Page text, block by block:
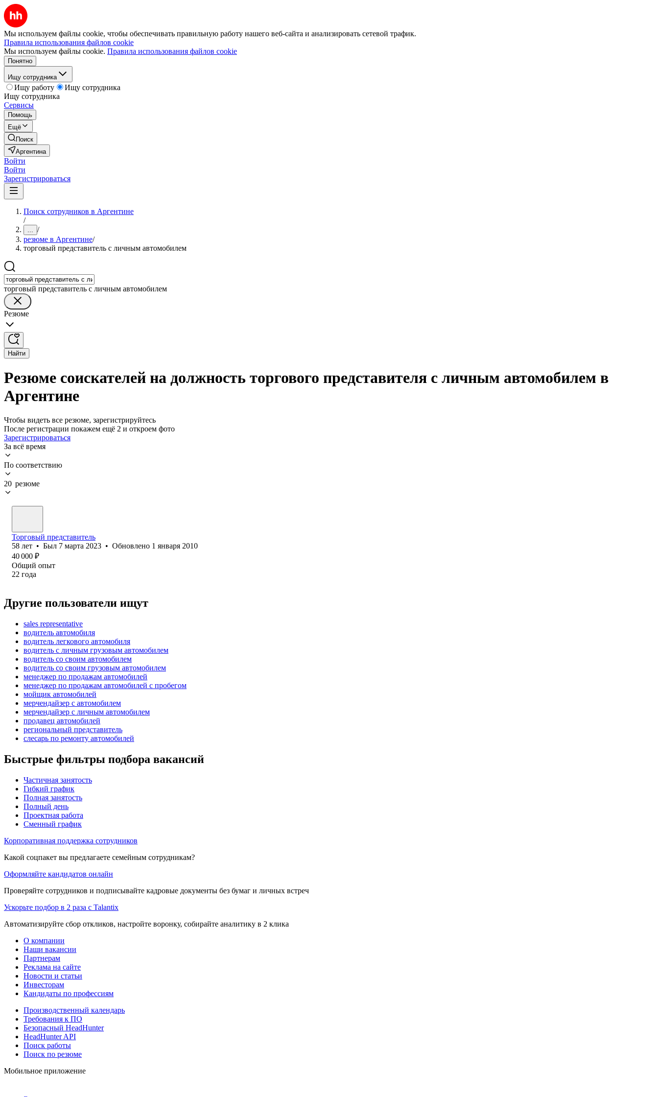
Мы используем файлы cookie, чтобы обеспечивать правильную работу нашего веб-сайта и анализировать сетевой трафик.
Правила использования файлов cookie
Мы используем файлы cookie. Правила использования файлов cookie
Понятно
Ищу сотрудника
Ищу работу
Ищу сотрудника
Ищу сотрудника
Сервисы
Помощь
Ещё
Поиск
Аргентина
Войти
Войти
Зарегистрироваться
Поиск сотрудников в Аргентине
/
... /
резюме в Аргентине/
торговый представитель с личным автомобилем
торговый представитель с личным автомобилем
Резюме
Найти
Резюме соискателей на должность торгового представителя с личным автомобилем в
Аргентине
Чтобы видеть все резюме, зарегистрируйтесь
После регистрации покажем ещё 2 и откроем фото
Зарегистрироваться
За всё время
По соответствию
20 резюме
Торговый представитель
58 лет • Был 7 марта 2023 • Обновлено 1 января 2010
40 000 ₽
Общий опыт
22 года
Другие пользователи ищут
sales representative
водитель автомобиля
водитель легкового автомобиля
водитель с личным грузовым автомобилем
водитель со своим автомобилем
водитель со своим грузовым автомобилем
менеджер по продажам автомобилей
менеджер по продажам автомобилей с пробегом
мойщик автомобилей
мерчендайзер с автомобилем
мерчендайзер с личным автомобилем
продавец автомобилей
региональный представитель
слесарь по ремонту автомобилей
Быстрые фильтры подбора вакансий
Частичная занятость
Гибкий график
Полная занятость
Полный день
Проектная работа
Сменный график
Корпоративная поддержка сотрудников
Какой соцпакет вы предлагаете семейным сотрудникам?
Оформляйте кандидатов онлайн
Проверяйте сотрудников и подписывайте кадровые документы без бумаг и личных встреч
Ускорьте подбор в 2 раза с Talantix
Автоматизируйте сбор откликов, настройте воронку, собирайте аналитику в 2 клика
О компании
Наши вакансии
Партнерам
Реклама на сайте
Новости и статьи
Инвесторам
Кандидаты по профессиям
Производственный календарь
Требования к ПО
Безопасный HeadHunter
HeadHunter API
Поиск работы
Поиск по резюме
Мобильное приложение